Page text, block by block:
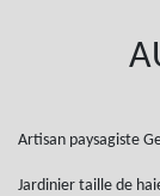
Artisan paysagiste
Jardinier taille de